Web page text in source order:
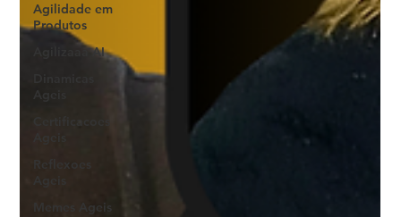
Agilidade em
Produtos
Agilizaaa AI
Memes Ageis